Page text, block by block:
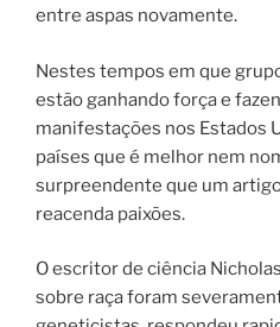
entre aspas novamente.
Nestes tempos em que
estão ganhando força e
manifestações nos Estados
países que é melhor nem
surpreendente que um
reacenda paixões.
O escritor de ciência
sobre raça foram